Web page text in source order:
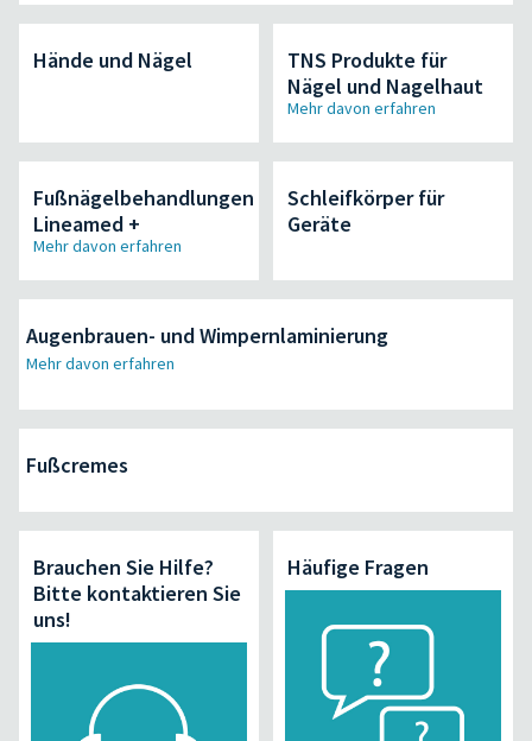
Hände und Nägel
TNS Produkte für
Nägel und Nagelhaut
Mehr davon erfahren
Fußnägelbehandlungen
Lineamed +
Mehr davon erfahren
Schleifkörper für
Geräte
Augenbrauen- und Wimpernlaminierung
Mehr davon erfahren
Fußcremes
Brauchen Sie Hilfe?
Bitte kontaktieren Sie
uns!
Häufige Fragen